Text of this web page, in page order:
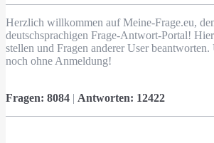
Herzlich willkommen auf Meine-Frage.eu,
deutschsprachigen Frage-Antwort-Portal!
stellen und Fragen anderer User beantworten.
noch ohne Anmeldung!
Fragen: 8084 | Antworten: 12422